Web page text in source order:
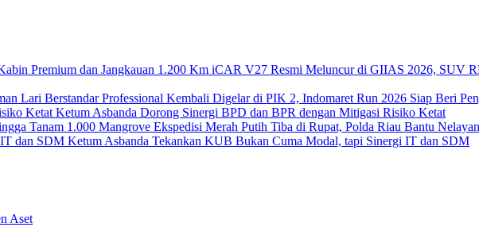
iCAR V27 Resmi Meluncur di GIIAS 2026, SUV
Kembali Digelar di PIK 2, Indomaret Run 2026 Siap Beri
Ketum Asbanda Dorong Sinergi BPD dan BPR dengan Mitigasi Risiko Ketat
Ekspedisi Merah Putih Tiba di Rupat, Polda Riau Bantu
Ketum Asbanda Tekankan KUB Bukan Cuma Modal, tapi Sinergi IT dan SDM